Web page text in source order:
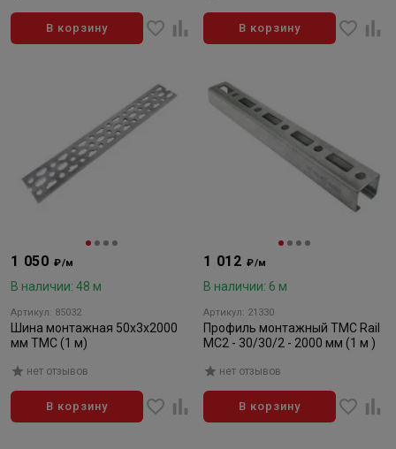
В корзину В корзину
1 050 ₽/м
В наличии: 48 м
Артикул: 85032
Шина монтажная 50х3х2000
мм ТМС (1 м)
нет отзывов
В корзину
1 012 ₽/м
В наличии: 6 м
Артикул: 21330
Профиль монтажный ТМС Rail
MC2 - 30/30/2 - 2000 мм (1 м )
нет отзывов
В корзину